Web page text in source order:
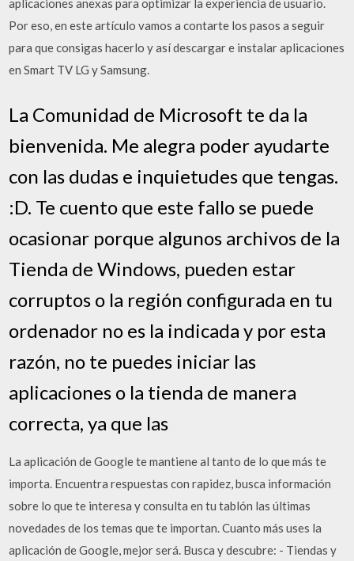
aplicaciones anexas para optimizar la experiencia de usuario.
Por eso, en este artículo vamos a contarte los pasos a seguir
para que consigas hacerlo y así descargar e instalar aplicaciones
en Smart TV LG y Samsung.
La Comunidad de Microsoft te da la
bienvenida. Me alegra poder ayudarte
con las dudas e inquietudes que tengas.
:D. Te cuento que este fallo se puede
ocasionar porque algunos archivos de la
Tienda de Windows, pueden estar
corruptos o la región configurada en tu
ordenador no es la indicada y por esta
razón, no te puedes iniciar las
aplicaciones o la tienda de manera
correcta, ya que las
La aplicación de Google te mantiene al tanto de lo que más te
importa. Encuentra respuestas con rapidez, busca información
sobre lo que te interesa y consulta en tu tablón las últimas
novedades de los temas que te importan. Cuanto más uses la
aplicación de Google, mejor será. Busca y descubre: - Tiendas y